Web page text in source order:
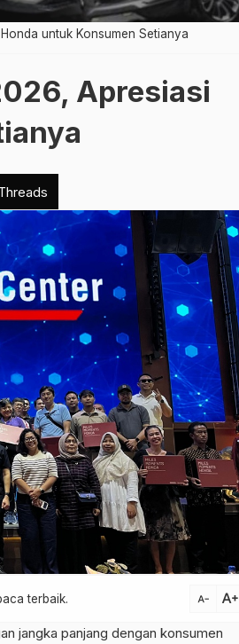
untuk Konsumen Setianya
Apresiasi
terbaik. text_decrease text_increase
jangka panjang dengan konsumen